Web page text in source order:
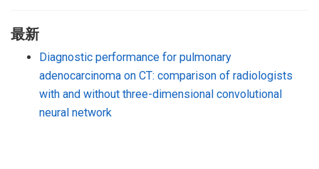
最新
Diagnostic performance for pulmonary
adenocarcinoma on CT: comparison of radiologists
with and without three-dimensional convolutional
neural network